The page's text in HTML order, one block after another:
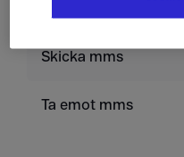
Skicka mms
Ta emot mms